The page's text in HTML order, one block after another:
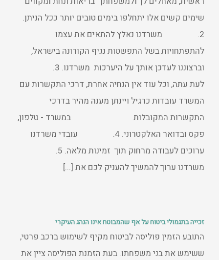
שימים קשים אלו יתחלפו בימים טובים יותר ככל הניתן.
2. משרדנו נאלץ להתאים את עצמו
להתפתחויות בשל התפשטות נגיף הקורונה בישראל,
וברצוננו לעדכן אותך על היערכות משרדנו. 3.
לעת עתה, וכל עוד אין הנחיה אחרת, דרכי התקשרות עם
המשרד עובדות כרגיל ויינתן מענה מהיר בדרכי
התקשרות המקובלות במשרד - טלפון,
פקס ובדואר האלקטרוני. 4. עובדי משרדנו
ערוכים לעבודה מרחוק תוך זמינות מלאה. 5.
משרדנו ערוך להמשיך להעניק לכם את [...]
זכייה בתגמולי ביטוח על אף שהמבוטח אינו הנהג העיקרי
התובע הזמין פוליסה לביטוח מקיף לשימוש ברכב פרטי,
ששימש את בני משפחתו. בעת הזמנת הפוליסה ציין את